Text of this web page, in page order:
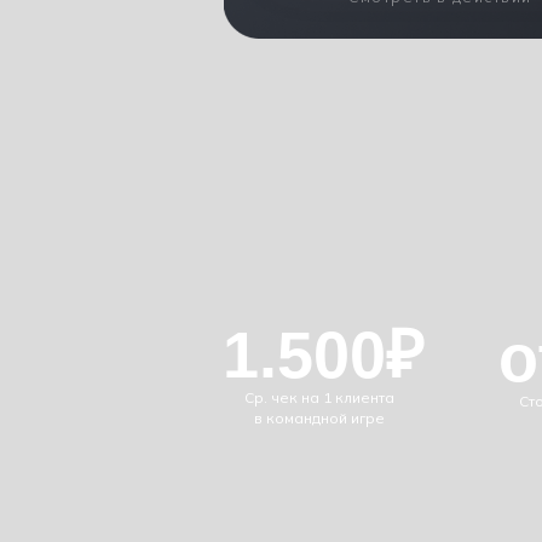
1.500₽
Ср. чек на 1 клиента
в командной игре